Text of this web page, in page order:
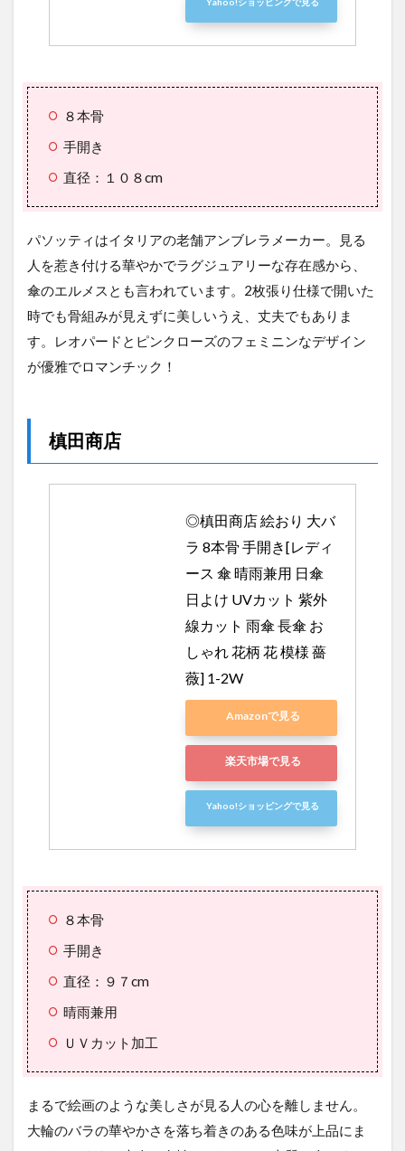
８本骨
手開き
直径：１０８cm
パソッティはイタリアの老舗アンブレラメーカー。見る
人を惹き付ける華やかでラグジュアリーな存在感から、
傘のエルメスとも言われています。2枚張り仕様で開いた
時でも骨組みが見えずに美しいうえ、丈夫でもありま
す。レオパードとピンクローズのフェミニンなデザイン
が優雅でロマンチック！
槙田商店
◎槙田商店 絵おり 大バ
ラ 8本骨 手開き[レディ
ース 傘 晴雨兼用 日傘
日よけ UVカット 紫外
線カット 雨傘 長傘 お
しゃれ 花柄 花 模様 薔
薇] 1-2W
Amazonで見る
楽天市場で見る
Yahoo!ショッピングで見る
８本骨
手開き
直径：９７cm
晴雨兼用
ＵＶカット加工
まるで絵画のような美しさが見る人の心を離しません。
大輪のバラの華やかさを落ち着きのある色味が上品にま